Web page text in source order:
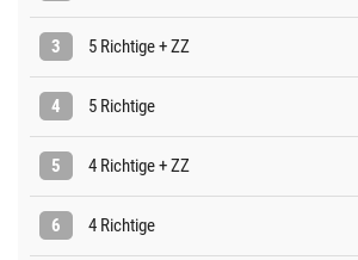
3 5 Richtige + ZZ
4 5 Richtige
5 4 Richtige + ZZ
6 4 Richtige